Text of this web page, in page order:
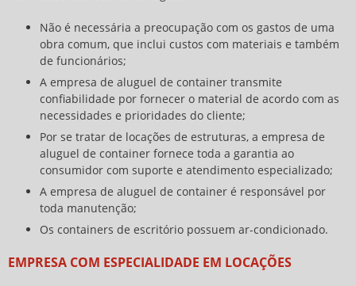
Não é necessária a preocupação com os gastos de uma
obra comum, que inclui custos com materiais e também
de funcionários;
A empresa de aluguel de container transmite
confiabilidade por fornecer o material de acordo com as
necessidades e prioridades do cliente;
Por se tratar de locações de estruturas, a empresa de
aluguel de container fornece toda a garantia ao
consumidor com suporte e atendimento especializado;
A empresa de aluguel de container é responsável por
toda manutenção;
Os containers de escritório possuem ar-condicionado.
EMPRESA COM ESPECIALIDADE EM LOCAÇÕES